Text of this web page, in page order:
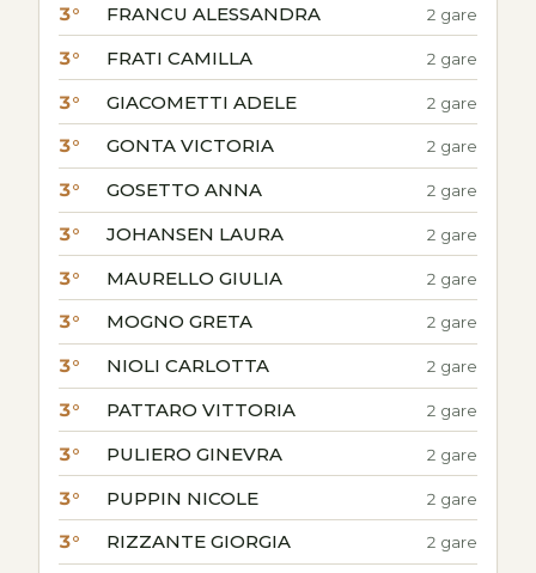
3° FRANCU ALESSANDRA 2 gare
3° FRATI CAMILLA 2 gare
3° GIACOMETTI ADELE 2 gare
3° GONTA VICTORIA 2 gare
3° GOSETTO ANNA 2 gare
3° JOHANSEN LAURA 2 gare
3° MAURELLO GIULIA 2 gare
3° MOGNO GRETA 2 gare
3° NIOLI CARLOTTA 2 gare
3° PATTARO VITTORIA 2 gare
3° PULIERO GINEVRA 2 gare
3° PUPPIN NICOLE 2 gare
3° RIZZANTE GIORGIA 2 gare